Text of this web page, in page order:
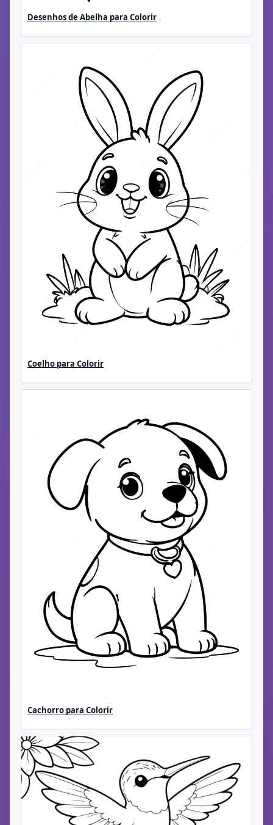
Desenhos de Abelha para Colorir
Coelho para Colorir
Cachorro para Colorir